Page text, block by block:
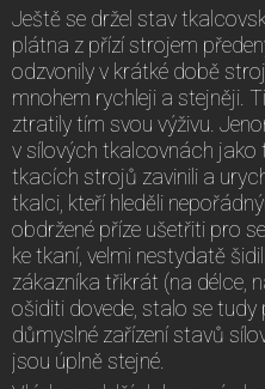
Ještě se držel stav
plátna z přízí strojem
odzvonily v krátké době
mnohem rychleji a stejněji.
ztratily tím svou výživu.
v sílových tkalcovnách jako
tkacích strojů zavinili a
tkalci, kteří hleděli
obdržené příze ušetřiti pro
ke tkaní, velmi nestydatě
zákazníka třikrát (na délce,
ošiditi dovede, stalo se tudy
důmyslné zařízení stavů
jsou úplně stejné.